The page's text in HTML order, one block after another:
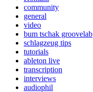
community
general
video
bum tschak groovelab
schlagzeug tips
tutorials
ableton live
transcription
interviews
audiophil